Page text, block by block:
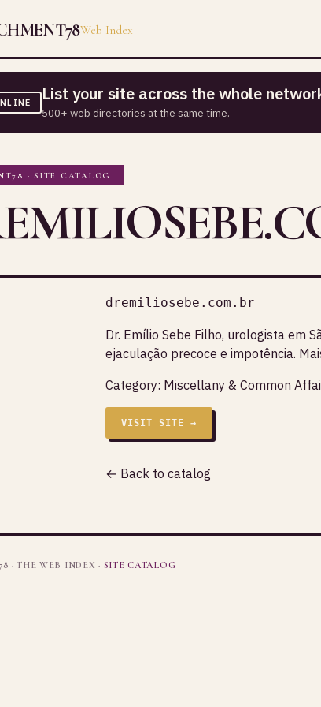
Web Index
List your site across the whole
500+ web directories at the same time.
· SITE CATALOG
dremiliosebe.com.br
Dr. Emílio Sebe Filho, urologista em
ejaculação precoce e impotência.
Category: Miscellany & Common
VISIT SITE →
← Back to catalog
· THE WEB INDEX · SITE CATALOG